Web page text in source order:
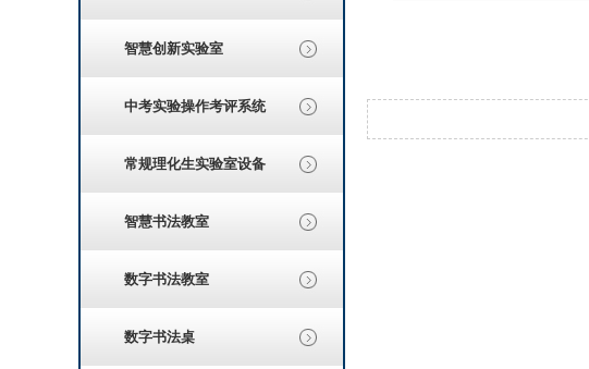
智慧创新实验室
中考实验操作考评系统
常规理化生实验室设备
智慧书法教室
数字书法教室
数字书法桌